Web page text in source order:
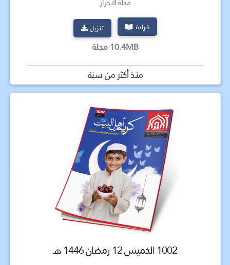
قراءة تنزيل
10.4MB مجلة
منذ أكثر من سنة
1002 الخميس 12 رمضان 1446 هـ